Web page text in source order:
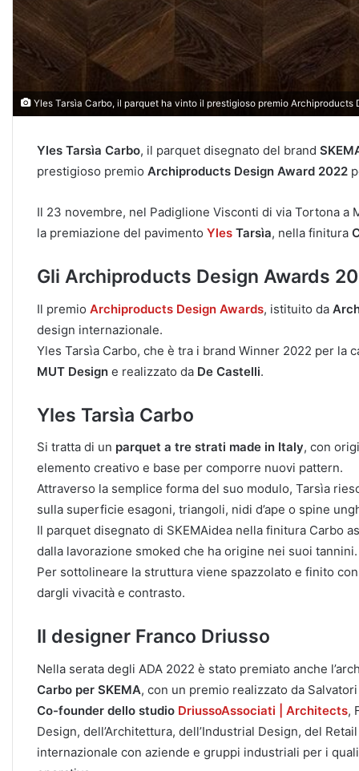
Yles Tarsìa Carbo, il parquet ha vinto il prestigioso premio Archiproducts
Yles Tarsìa Carbo, il parquet disegnato del brand
prestigioso premio Archiproducts Design Award 2022
Il 23 novembre, nel Padiglione Visconti di via Tortona a
la premiazione del pavimento Yles Tarsìa, nella finitura
Gli Archiproducts Design Awards
Il premio Archiproducts Design Awards, istituito da
design internazionale.
Yles Tarsìa Carbo, che è tra i brand Winner 2022 per
MUT Design e realizzato da De Castelli.
Yles Tarsìa Carbo
Si tratta di un parquet a tre strati made in Italy, con
elemento creativo e base per comporre nuovi pattern.‎
Attraverso la semplice forma del suo modulo, Tarsìa
sulla superficie esagoni, triangoli, nidi d’ape o spine
Il parquet disegnato di SKEMAidea nella finitura Carbo
dalla lavorazione smoked che ha origine nei suoi tannini.‎
Per sottolineare la struttura viene spazzolato e finito
dargli vivacità e contrasto.‎
Il designer Franco Driusso
Nella serata degli ADA 2022 è stato premiato anche
Carbo per SKEMA, con un premio realizzato da
Co-founder dello studio DriussoAssociati | Architects,
Design, dell’Architettura, dell’Industrial Design, del
internazionale con aziende e gruppi industriali per i